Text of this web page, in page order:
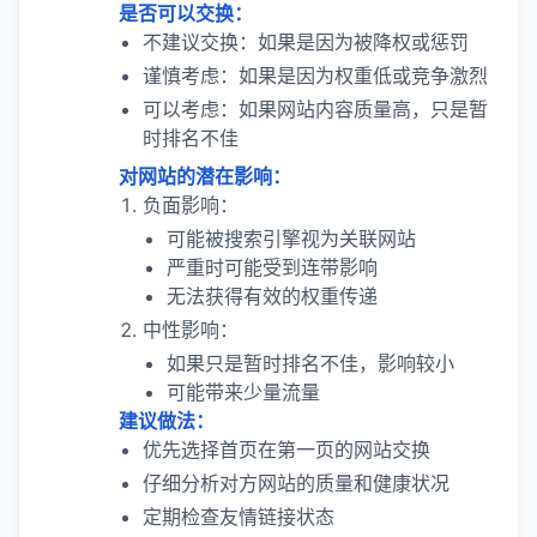
是否可以交换：
不建议交换：如果是因为被降权或惩罚
谨慎考虑：如果是因为权重低或竞争激烈
可以考虑：如果网站内容质量高，只是暂
时排名不佳
对网站的潜在影响：
负面影响：
可能被搜索引擎视为关联网站
严重时可能受到连带影响
无法获得有效的权重传递
中性影响：
如果只是暂时排名不佳，影响较小
可能带来少量流量
建议做法：
优先选择首页在第一页的网站交换
仔细分析对方网站的质量和健康状况
定期检查友情链接状态